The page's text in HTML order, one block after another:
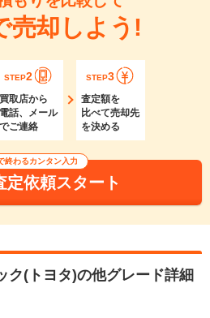
売却しよう!
STEP2
買取店から
電話、メール
でご連絡
STEP3
査定額を
比べて売却先
を決める
終わるカンタン入力
定依頼スタート
ク(トヨタ)の他グレード詳細